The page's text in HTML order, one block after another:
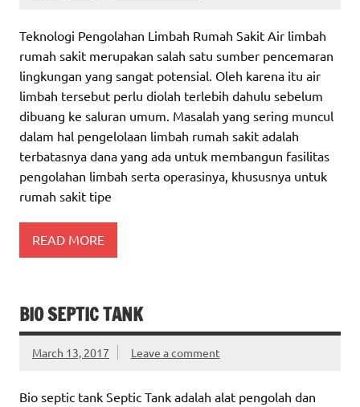
Teknologi Pengolahan Limbah Rumah Sakit Air limbah
rumah sakit merupakan salah satu sumber pencemaran
lingkungan yang sangat potensial. Oleh karena itu air
limbah tersebut perlu diolah terlebih dahulu sebelum
dibuang ke saluran umum. Masalah yang sering muncul
dalam hal pengelolaan limbah rumah sakit adalah
terbatasnya dana yang ada untuk membangun fasilitas
pengolahan limbah serta operasinya, khususnya untuk
rumah sakit tipe
READ MORE
BIO SEPTIC TANK
March 13, 2017 Leave a comment
Bio septic tank Septic Tank adalah alat pengolah dan